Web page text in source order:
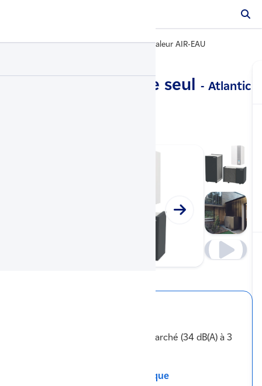
… Pompes à chaleur Pompe à chaleur AIR-EAU
IXTRA M chauffage seul - Atlantic
PAC la plus silencieuse du marché (34 dB(A) à 3
Télécharger la fiche technique